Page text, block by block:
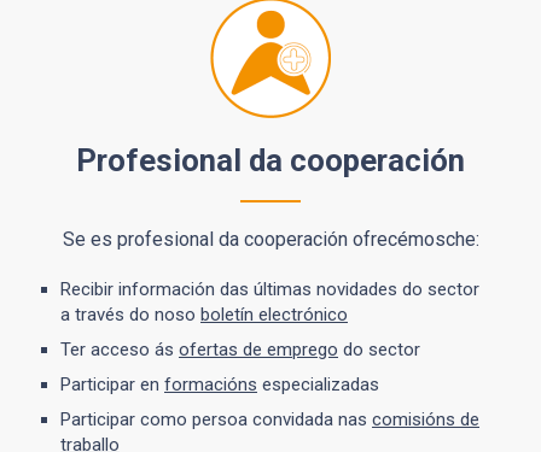
Profesional da cooperación
Se es profesional da cooperación ofrecémosche:
Recibir información das últimas novidades do sector
a través do noso boletín electrónico
Ter acceso ás ofertas de emprego do sector
Participar en formacións especializadas
Participar como persoa convidada nas comisións de
traballo